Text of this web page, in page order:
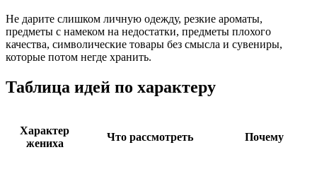
Не дарите слишком личную одежду, резкие ароматы,
предметы с намеком на недостатки, предметы плохого
качества, символические товары без смысла и сувениры,
которые потом негде хранить.
Таблица идей по характеру
Характер
жениха
Что рассмотреть Почему